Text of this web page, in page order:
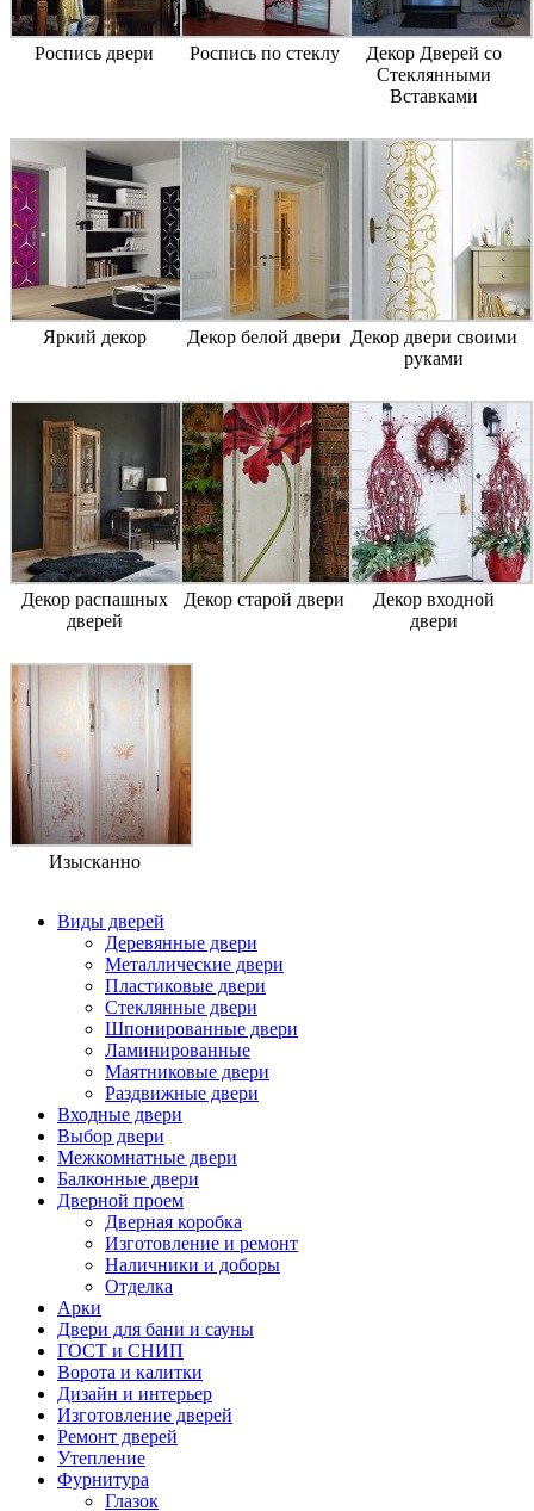
Роспись двери Роспись по стеклу
Декор Дверей со
Стеклянными
Вставками
Яркий декор Декор белой двери Декор двери своими
руками
Декор распашных
дверей
Декор старой двери
Декор входной
двери
Изысканно
Виды дверей
Деревянные двери
Металлические двери
Пластиковые двери
Стеклянные двери
Шпонированные двери
Ламинированные
Маятниковые двери
Раздвижные двери
Входные двери
Выбор двери
Межкомнатные двери
Балконные двери
Дверной проем
Дверная коробка
Изготовление и ремонт
Наличники и доборы
Отделка
Арки
Двери для бани и сауны
ГОСТ и СНИП
Ворота и калитки
Дизайн и интерьер
Изготовление дверей
Ремонт дверей
Утепление
Фурнитура
Глазок